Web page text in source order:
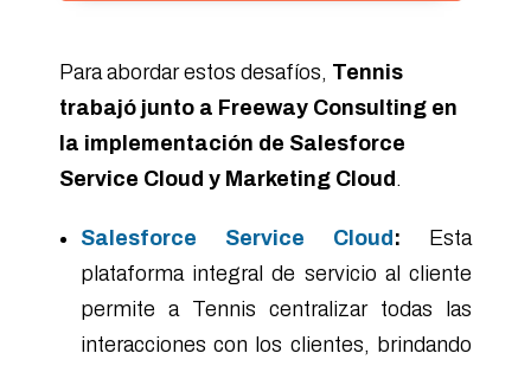
Para abordar estos desafíos, Tennis
trabajó junto a Freeway Consulting en
la implementación de Salesforce
Service Cloud y Marketing Cloud.
Salesforce Service Cloud: Esta
plataforma integral de servicio al cliente
permite a Tennis centralizar todas las
interacciones con los clientes, brindando